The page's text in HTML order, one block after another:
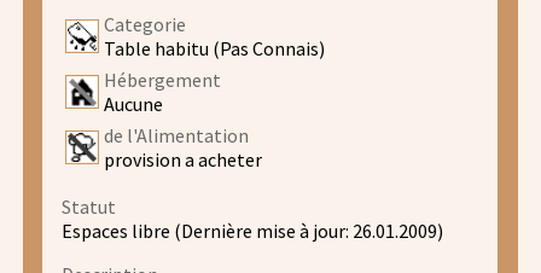
Categorie
Table habitu (Pas Connais)
Hébergement
Aucune
de l'Alimentation
provision a acheter
Statut
Espaces libre (Dernière mise à jour: 26.01.2009)